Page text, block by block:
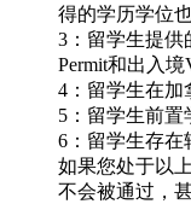
得的学历学位
3：留学生提供
Permit和出入境
4：留学生在加
5：留学生前
6：留学生存在
如果您处于以
不会被通过，